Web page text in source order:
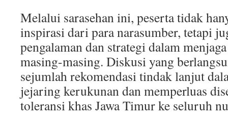
Melalui sarasehan ini, peserta tidak
inspirasi dari para narasumber, tetapi
pengalaman dan strategi dalam
masing-masing. Diskusi yang
sejumlah rekomendasi tindak lanjut
jejaring kerukunan dan memperluas
toleransi khas Jawa Timur ke seluruh